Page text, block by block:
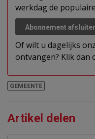
werkdag de
Abonnement
Of wilt u dagelijks
ontvangen? Klik dan
GEMEENTE
Artikel delen